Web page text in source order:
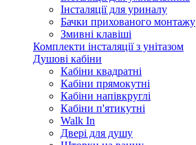
Інсталяції для уриналу
Бачки прихованого монтажу
Змивні клавіші
Комплекти інсталяції з унітазом
Душові кабіни
Кабіни квадратні
Кабіни прямокутні
Кабіни напівкруглі
Кабіни п'ятикутні
Walk In
Двері для душу